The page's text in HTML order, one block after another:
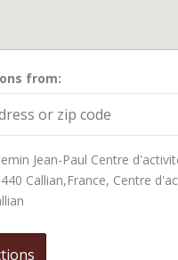
from:
Jean-Paul Centre
Callian,France, Centre